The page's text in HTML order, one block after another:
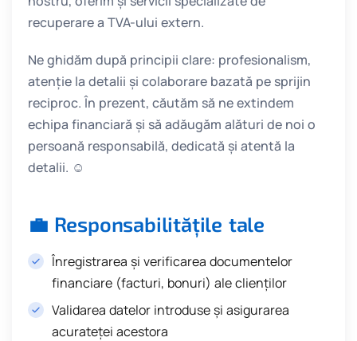
recuperare a TVA-ului extern.
Ne ghidăm după principii clare: profesionalism,
atenție la detalii și colaborare bazată pe sprijin
reciproc. În prezent, căutăm să ne extindem
echipa financiară și să adăugăm alături de noi o
persoană responsabilă, dedicată și atentă la
detalii. ☺️
💼 Responsabilitățile tale​
Înregistrarea și verificarea documentelor
financiare (facturi, bonuri) ale clienților
Validarea datelor introduse și asigurarea
acurateței acestora